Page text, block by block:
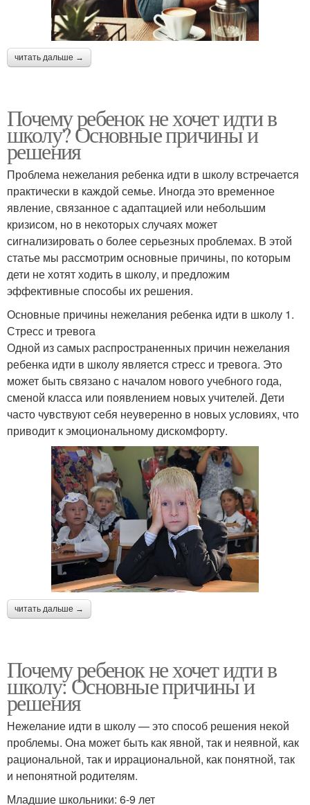
читать дальше →
Почему ребенок не хочет идти в
школу? Основные причины и
решения
Проблема нежелания ребенка идти в школу встречается
практически в каждой семье. Иногда это временное
явление, связанное с адаптацией или небольшим
кризисом, но в некоторых случаях может
сигнализировать о более серьезных проблемах. В этой
статье мы рассмотрим основные причины, по которым
дети не хотят ходить в школу, и предложим
эффективные способы их решения.
Основные причины нежелания ребенка идти в школу 1.
Стресс и тревога
Одной из самых распространенных причин нежелания
ребенка идти в школу является стресс и тревога. Это
может быть связано с началом нового учебного года,
сменой класса или появлением новых учителей. Дети
часто чувствуют себя неуверенно в новых условиях, что
приводит к эмоциональному дискомфорту.
читать дальше →
Почему ребенок не хочет идти в
школу: Основные причины и
решения
Нежелание идти в школу — это способ решения некой
проблемы. Она может быть как явной, так и неявной, как
рациональной, так и иррациональной, как понятной, так
и непонятной родителям.
Младшие школьники: 6-9 лет